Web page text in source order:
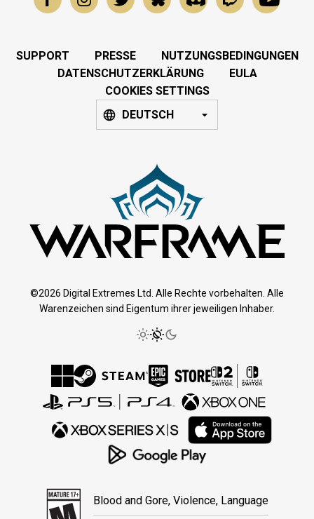
SUPPORT PRESSE
NUTZUNGSBEDINGUNGEN
DATENSCHUTZERKLÄRUNG
EULA
COOKIES SETTINGS
DEUTSCH
©2026 Digital Extremes Ltd. Alle Rechte vorbehalten. Alle
Warenzeichen sind Eigentum ihrer jeweiligen Inhaber.
Blood and Gore, Violence, Language